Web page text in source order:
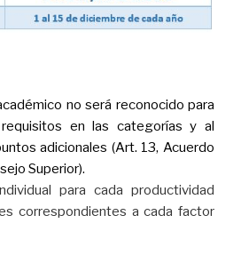
no será reconocido para
en las categorías y al
adicionales (Art. 13, Acuerdo
Superior).
para cada productividad
correspondientes a cada factor